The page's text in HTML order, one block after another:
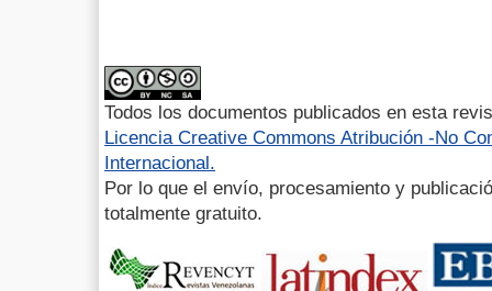
Todos los documentos publicados en esta
Licencia Creative Commons Atribución -No
Internacional.
Por lo que el envío, procesamiento y
totalmente gratuito.